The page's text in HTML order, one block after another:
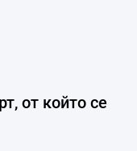
от който се